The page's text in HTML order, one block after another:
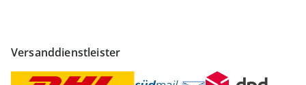
Versanddienstleister